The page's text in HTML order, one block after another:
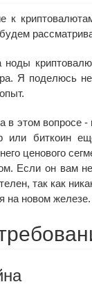
к
Я поделюсь
этом вопросе
или биткоин
ценового
Если он вам
так как
на новом железе.